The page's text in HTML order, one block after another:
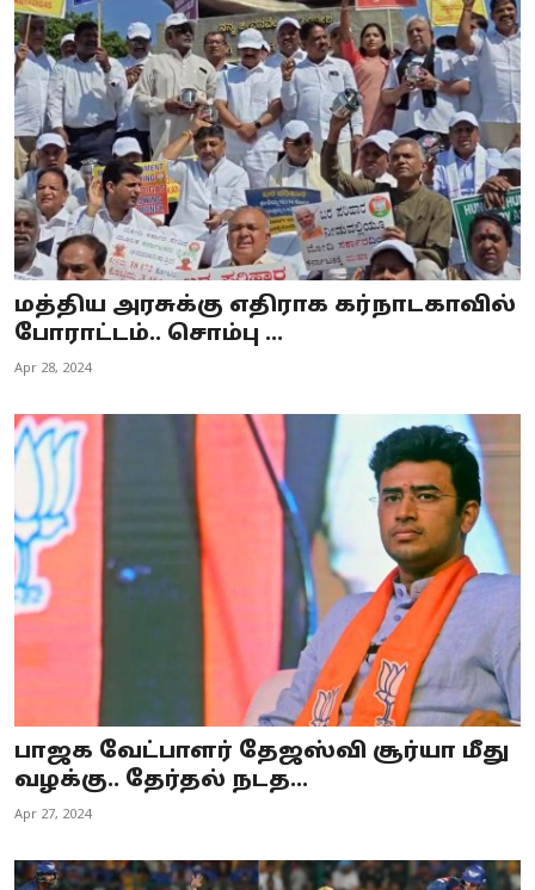
மத்திய அரசுக்கு எதிராக கர்நாடகாவில்
போராட்டம்.. சொம்பு ...
Apr 28, 2024
பாஜக வேட்பாளர் தேஜஸ்வி சூர்யா மீது
வழக்கு.. தேர்தல் நடத...
Apr 27, 2024